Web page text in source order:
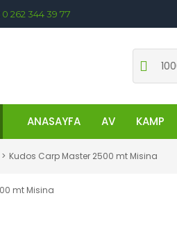
0 262 344 39 77
ANASAYFA AV KAMP
Kudos Carp Master 2500 mt Misina